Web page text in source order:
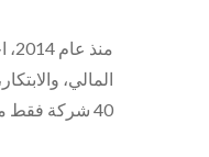
المالي،
40 شركة فقط من أكثر من مليون وسبعمائة ألف شركة صغيرة ومتوسطة في جميع أنحاء تايوان لتلقي هذا التكريم المتميز.